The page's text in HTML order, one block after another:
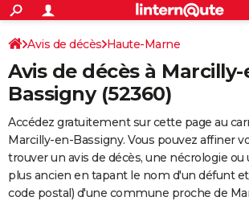
ACTUALITÉS
Politique
Société
Faits Divers
Education
Monde
Villes
+
SPORT
Coupe du monde 2026
Football
Tennis
Cyclisme
Rugby
Forum
CULTURE
FINANCE
Retraite
Impôts
Epargne
Immobilier
Risques naturels par ville
Banque
Assurance
Crédit
Essais
Réserver un essai
Citadines
Berlines
SUV
Forum auto
+
HIGH-TECH
S'inscrire
Connexion
Avis de décès Haute-Marne
Avis de décès à Marcilly-
Bassigny (52360)
Accédez gratuitement sur cette page au
Marcilly-en-Bassigny. Vous pouvez affiner
trouver un avis de décès, une nécrologie ou
plus ancien en tapant le nom d'un défunt
code postal) d'une commune proche de